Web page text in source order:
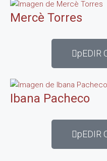
Mercè Torres
pEDIR
Ibana Pacheco
pEDIR